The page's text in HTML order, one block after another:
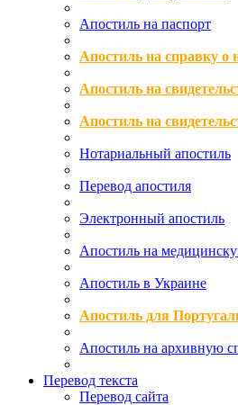
Апостиль на паспорт
Апостиль на справку о
Апостиль на
Апостиль на
Нотариальный апостиль
Перевод апостиля
Электронный апостиль
Апостиль на
Апостиль в Украине
Апостиль для
Апостиль на архивную
Перевод текста
Перевод сайта